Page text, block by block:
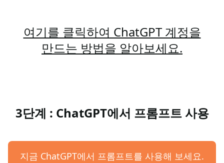
여기를 클릭하여 ChatGPT 계정을
만드는 방법을 알아보세요.
3단계 : ChatGPT에서 프롬프트 사용
지금 ChatGPT에서 프롬프트를 사용해 보세요.